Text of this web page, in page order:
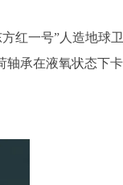
红一号”人造地球
承在液氧状态下